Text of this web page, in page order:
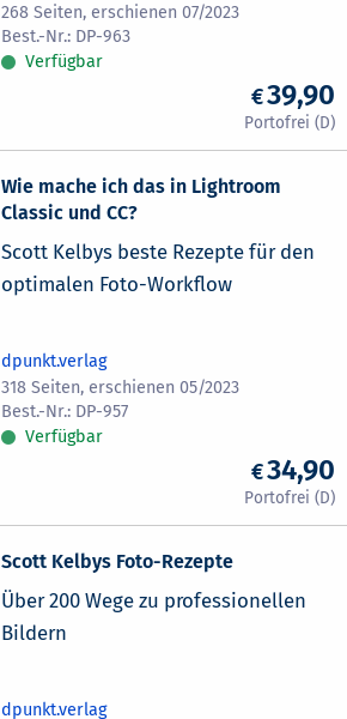
268 Seiten, erschienen 07/2023
DP-963
Verfügbar
39,90
Wie mache ich das in Lightroom
Classic und CC?
Scott Kelbys beste Rezepte für den
optimalen Foto-Workflow
dpunkt.verlag
318 Seiten, erschienen 05/2023
DP-957
Verfügbar
34,90
Scott Kelbys Foto-Rezepte
Über 200 Wege zu professionellen
Bildern
dpunkt.verlag